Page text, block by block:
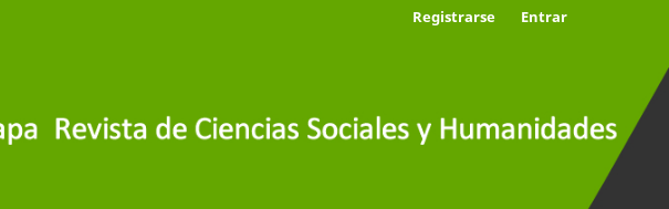
Registrarse Entrar